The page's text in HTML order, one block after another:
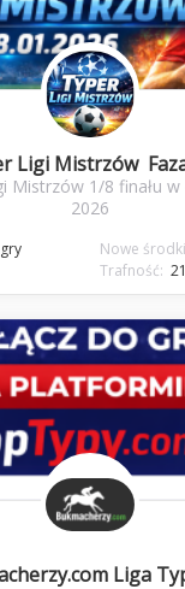
Ligi Mistrzów
Mistrzów 1/8 finału
2026
Nowe
Trafność:
Liga